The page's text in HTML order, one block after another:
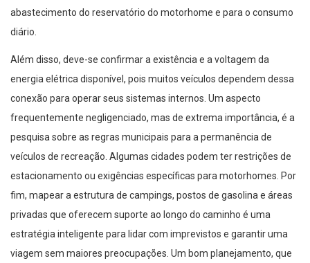
abastecimento do reservatório do motorhome e para o consumo
diário.
Além disso, deve-se confirmar a existência e a voltagem da
energia elétrica disponível, pois muitos veículos dependem dessa
conexão para operar seus sistemas internos. Um aspecto
frequentemente negligenciado, mas de extrema importância, é a
pesquisa sobre as regras municipais para a permanência de
veículos de recreação. Algumas cidades podem ter restrições de
estacionamento ou exigências específicas para motorhomes. Por
fim, mapear a estrutura de campings, postos de gasolina e áreas
privadas que oferecem suporte ao longo do caminho é uma
estratégia inteligente para lidar com imprevistos e garantir uma
viagem sem maiores preocupações. Um bom planejamento, que